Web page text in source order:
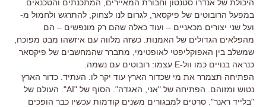
היכולת של אנדרו סטנטון וחבורת המאיירים, המתכנתים והטכנאים
במפעל הרובוטים של פיקסאר, לגרום לנו לצחוק, להתרגש ולחמול מ-
ועל שני יצורים מכאניים – ועוד כאלה שהם רק מונפשים – הם
מהפלאים הגדולים של האמנות. כשזה מלווה עם איזשהו מבט מפוכח,
שמשלב בין האפוקליפטי לאופטימי, מתברר שהמחשבים של פיקסאר
כנראה בנויים כמו וול-E עצמו: רובוטים עם נשמה.
הפתיחה תצמרר את מי שכדור הארץ עוד יקר לו: העתיד. כדור הארץ
נטוש ומזוהם. הפתיחה של "אני, האגדה". הסוף של "AI". העולם של
"בלייד ראנר". סרטים למבגורים משנים קודמות עכשיו כבר הופכים